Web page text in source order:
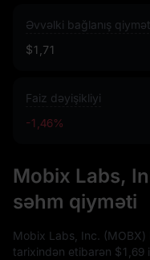
Əvvəlki bağlanış
$1,71
Faiz dəyişikliyi
-1,46%
Mobix Labs,
səhm qiyməti
Mobix Labs, Inc. (MOBX)
tarixindən etibarən $1,69